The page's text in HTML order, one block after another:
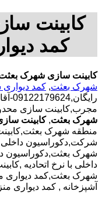
کابینت
کمد
کابینت سازی شهرک
شهرک بعثت, کمد
مجرب,کابینت سازی
شهرک بعثت, کابینت
منطقه شهرک
شرکت,دکوراسیون داخلی
شهرک بعثت,دکوراسیون
داخلی با نرخ اتحادیه
شهرک بعثت,کمد دیواری
آشپزخانه , کمد دیواری